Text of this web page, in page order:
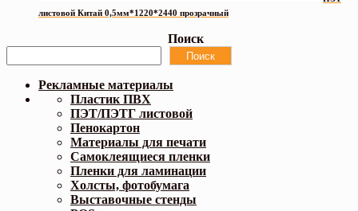
листовой Китай 0,5мм*1220*2440 прозрачный
Поиск
Поиск
Рекламные материалы
Пластик ПВХ
ПЭТ/ПЭТГ листовой
Пенокартон
Материалы для печати
Самоклеящиеся пленки
Пленки для ламинации
Холсты, фотобумага
Выставочные стенды